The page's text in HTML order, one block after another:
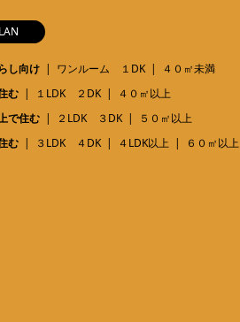
し向け ワンルーム １DK
４０㎡未満
む
１LDK ２DK
４０㎡以上
で住む
２LDK ３DK
５０㎡以上
む
３LDK ４DK ４LDK以上 ６０㎡以上